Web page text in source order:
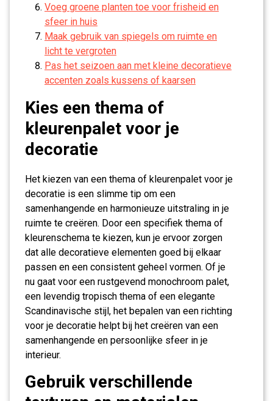
Voeg groene planten toe voor frisheid en
sfeer in huis
Maak gebruik van spiegels om ruimte en
licht te vergroten
Pas het seizoen aan met kleine decoratieve
accenten zoals kussens of kaarsen
Kies een thema of
kleurenpalet voor je
decoratie
Het kiezen van een thema of kleurenpalet voor je
decoratie is een slimme tip om een
samenhangende en harmonieuze uitstraling in je
ruimte te creëren. Door een specifiek thema of
kleurenschema te kiezen, kun je ervoor zorgen
dat alle decoratieve elementen goed bij elkaar
passen en een consistent geheel vormen. Of je
nu gaat voor een rustgevend monochroom palet,
een levendig tropisch thema of een elegante
Scandinavische stijl, het bepalen van een richting
voor je decoratie helpt bij het creëren van een
samenhangende en persoonlijke sfeer in je
interieur.
Gebruik verschillende